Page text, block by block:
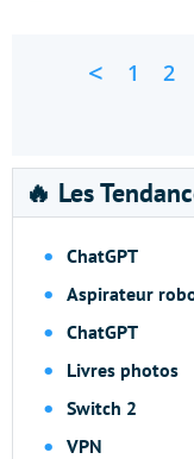
< 1 2
🔥 Les
ChatGPT
Aspirateur
ChatGPT
Livres photos
Switch 2
VPN